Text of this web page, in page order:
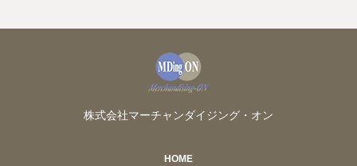
株式会社マーチャンダイジング・オン
HOME